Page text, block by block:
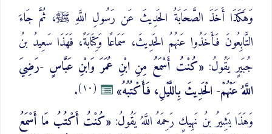
وَهَكَذَا أَخَذَ الصَّحَابَةُ الحَدِيثَ عَن رَسُولِ اللَّهِ ﷺ، ثُمَّ جَاءَ
التَّابِعُونَ فَأَخَذُوا عَنهُمُ الحَدِيثَ، سَمَاعًا وَكِتَابَةً، فَهَذَا سَعِيدُ بنُ
جُبَيرٍ يَقُولُ: «كُنْتُ أَسْمَعُ مِنِ ابْنِ عُمَرَ وَابْنِ عَبَّاسٍ -رَضِيَ
اللَّهُ عَنْهُمْ- الْحَدِيثَ بِاللَّيْلِ، فَأَكْتُبُهُ»
(١٠)
.
وَهَذَا بَشِيرُ بنُ نَهِيكٍ رَحِمَهُ اللَّهُ يَقُولُ: «كُنْتُ أَكْتُبُ مَا أَسْمَعُ